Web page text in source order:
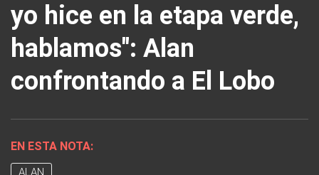
yo hice en la etapa verde,
hablamos": Alan
confrontando a El Lobo
EN ESTA NOTA:
ALAN